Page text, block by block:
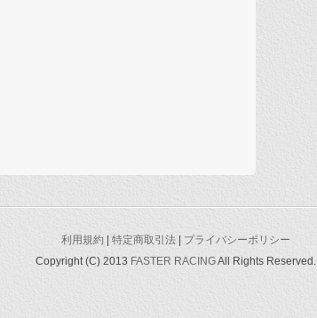
利用規約 特定商取引法
プライバシーポリシー
Copyright (C) 2013 FASTER RACINGAll Rights Reserved.